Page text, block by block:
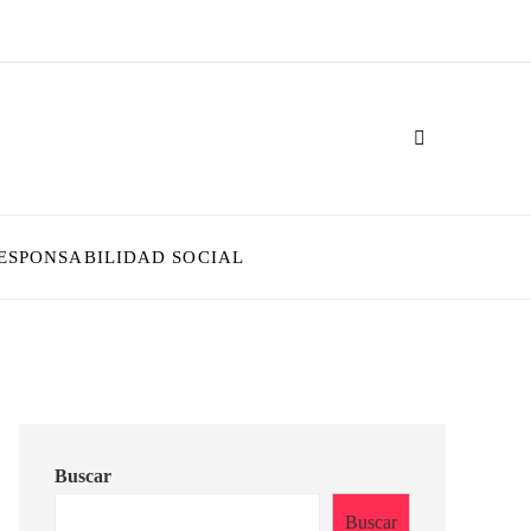
SOCIAL
Buscar
Buscar